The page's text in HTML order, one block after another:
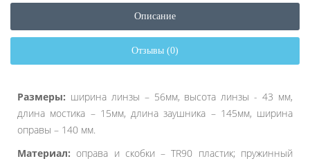
Описание
Отзывы (0)
Размеры: ширина линзы – 56мм, высота линзы - 43 мм,
длина мостика – 15мм, длина заушника – 145мм, ширина
оправы – 140 мм.
Материал: оправа и скобки – TR90 пластик; пружинный